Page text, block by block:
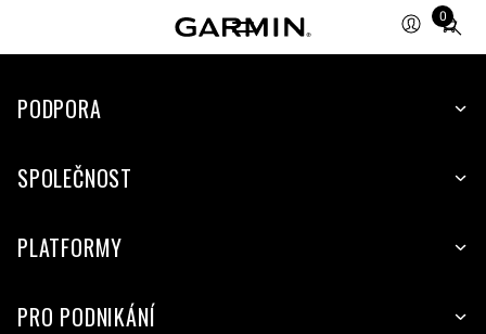
0
Total
items
cart:
PODPORA
SPOLEČNOST
PLATFORMY
PRO PODNIKÁNÍ